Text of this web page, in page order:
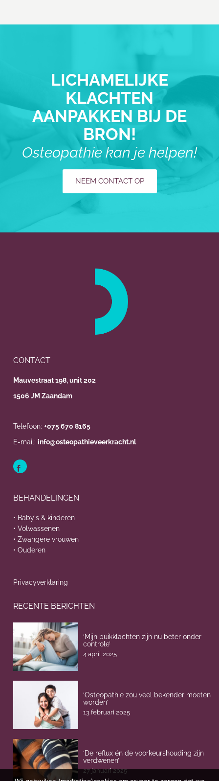
LICHAMELIJKE
KLACHTEN
AANPAKKEN BIJ DE
BRON!
Osteopathie kan je helpen!
NEEM CONTACT OP
CONTACT
Mauvestraat 198, unit 202
1506 JM Zaandam
Telefoon: +075 670 8165
E-mail: info@osteopathieveerkracht.nl
BEHANDELINGEN
• Baby's & kinderen
• Volwassenen
• Zwangere vrouwen
• Ouderen
Privacyverklaring
RECENTE BERICHTEN
‘Mijn buikklachten zijn nu beter onder
controle’
4 april 2025
‘Osteopathie zou veel bekender moeten
worden’
13 februari 2025
‘De reflux én de voorkeurshouding zijn
verdwenen’
27 januari 2025